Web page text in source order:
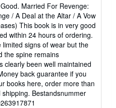
von
Married For Revenge:
/ A Deal at the Altar / A Vow
This book is in very good
within 24 hours of ordering.
signs of wear but the
the spine remains
clearly been well maintained
back guarantee if you
books here, order more than
Bestandsnummer